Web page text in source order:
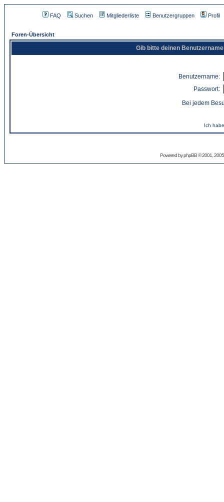
FAQ Suchen Mitgliederliste Benutzergruppen Profil
Foren-Übersicht
Gib bitte deinen
Benutzername:
Passwort:
Bei jedem
Ich
Powered byphpBB© 2001,